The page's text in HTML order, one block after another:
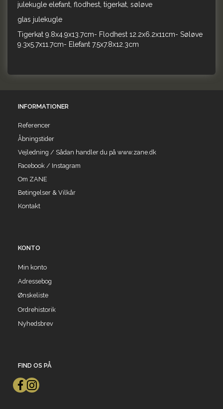
julekugle elefant, flodhest, tigerkat, søløve
glas julekugle
Tigerkat 9.8x4.9x13.7cm- Flodhest 12.2x6.2x11cm- Søløve
9.3x5.7x11.7cm- Elefant 7.5x7.8x12.3cm
INFORMATIONER
Referencer
Åbningstider
Vejledning / Sådan handler du på www.zane.dk
Facebook / Instagram
Om ZANE
Betingelser & Vilkår
Kontakt
KONTO
Min konto
Adressebog
Ønskeliste
Ordrehistorik
Nyhedsbrev
FIND OS PÅ